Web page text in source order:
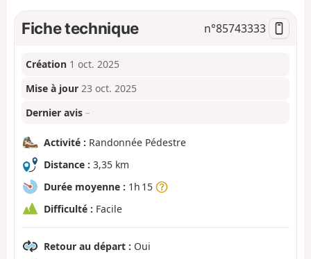
o
Fiche technique n°85743333
Création 1 oct. 2025
Mise à jour 23 oct. 2025
Dernier avis –
Activité : Randonnée Pédestre
Distance : 3,35 km
Durée moyenne : 1h 15
Difficulté : Facile
Retour au départ : Oui